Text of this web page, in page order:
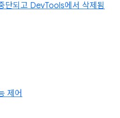
단되고 DevTools에서 삭제됨
제어